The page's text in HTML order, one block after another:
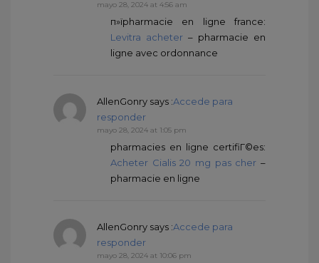
mayo 28, 2024 at 4:56 am
п»їpharmacie en ligne france:
Levitra acheter – pharmacie en
ligne avec ordonnance
AllenGonry says :Accede para
responder
mayo 28, 2024 at 1:05 pm
pharmacies en ligne certifiГ©es:
Acheter Cialis 20 mg pas cher –
pharmacie en ligne
AllenGonry says :Accede para
responder
mayo 28, 2024 at 10:06 pm